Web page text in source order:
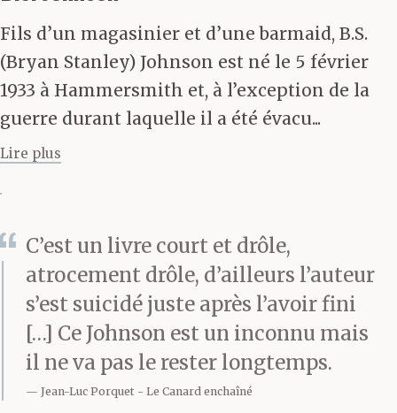
déroulée après minuit.
Maintenant que tu as eu
ton Idée de Génie et que
te voilà attelé au grand
œuvre de ta vie, il ne me
rien à accomplir. » La
mère de Christie fit une
pause. Puis reprit. « Je
n’ai pas à me plaindre.
J’ai toutes les raisons
Fils d’un magasinier et d’une barmaid, B.S.
(Bryan Stanley) Johnson est né le 5 février
1933 à Hammersmith et, à l’exception de la
guerre durant laquelle il a été évacu...
Lire plus
C’est un livre court et drôle,
atrocement drôle, d’ailleurs l’auteur
s’est suicidé juste après l’avoir fini
[…] Ce Johnson est un inconnu mais
il ne va pas le rester longtemps.
Jean-Luc Porquet Le Canard enchaîné